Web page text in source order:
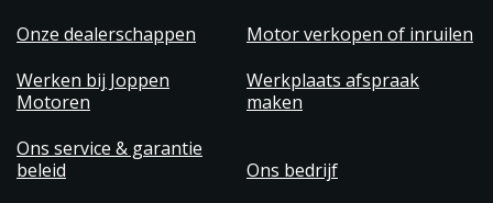
Onze dealerschappen
Motor verkopen of inruilen
Werken bij Joppen
Motoren
Werkplaats afspraak
maken
Ons service & garantie
beleid
Ons bedrijf